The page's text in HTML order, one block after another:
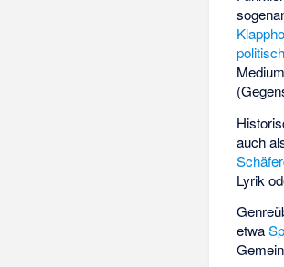
auch
Lyrik
etwa